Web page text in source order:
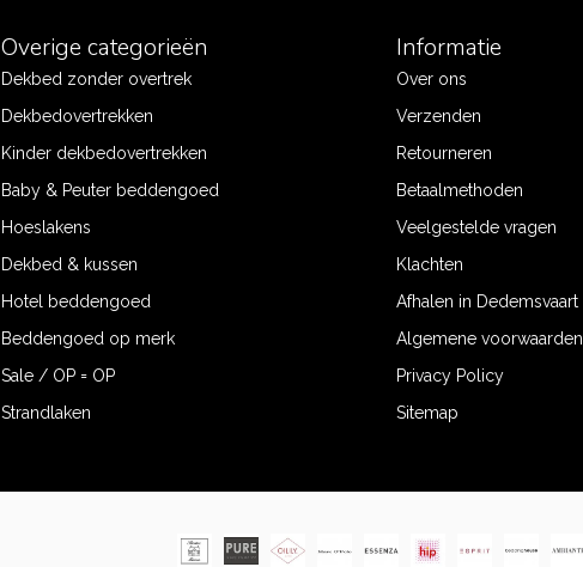
Overige categorieën
Dekbed zonder overtrek
Dekbedovertrekken
Kinder dekbedovertrekken
Baby & Peuter beddengoed
Hoeslakens
Dekbed & kussen
Hotel beddengoed
Beddengoed op merk
Sale / OP = OP
Strandlaken
Informatie
Over ons
Verzenden
Retourneren
Betaalmethoden
Veelgestelde vragen
Klachten
Afhalen in Dedemsvaart
Algemene voorwaarden
Privacy Policy
Sitemap